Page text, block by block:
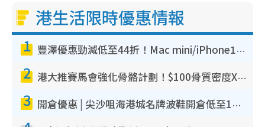
港生活限時優惠情報
1 豐澤優惠勁減低至44折！Mac mini/iPhone17Pro大減價！廚房家電$220起
2 港大推賽馬會強化骨骼計劃！$100骨質密度X光檢查 完成免費運動訓練送超市禮券！附參加資格
3 開倉優惠 | 尖沙咀海港城名牌波鞋開倉低至1折！On鞋$899起／Joy&Peace鞋履$98起